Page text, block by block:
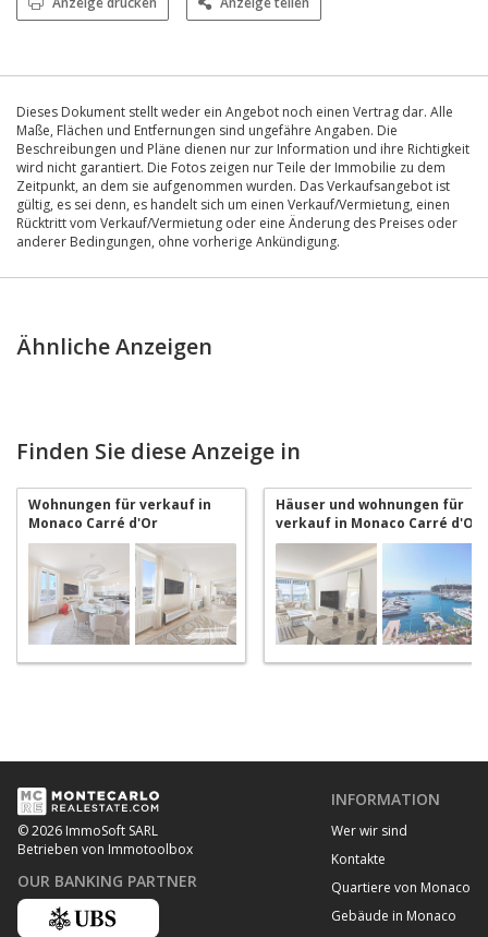
Dieses Dokument stellt weder ein Angebot noch einen Vertrag dar. Alle
Maße, Flächen und Entfernungen sind ungefähre Angaben. Die
Beschreibungen und Pläne dienen nur zur Information und ihre Richtigkeit
wird nicht garantiert. Die Fotos zeigen nur Teile der Immobilie zu dem
Zeitpunkt, an dem sie aufgenommen wurden. Das Verkaufsangebot ist
gültig, es sei denn, es handelt sich um einen Verkauf/Vermietung, einen
Rücktritt vom Verkauf/Vermietung oder eine Änderung des Preises oder
anderer Bedingungen, ohne vorherige Ankündigung.
Ähnliche Anzeigen
Finden Sie diese Anzeige in
Wohnungen für verkauf in
Monaco Carré d'Or
Häuser und wohnungen für
verkauf in Monaco Carré d'Or
© 2026 ImmoSoft SARL
Betrieben von Immotoolbox
OUR BANKING PARTNER
INFORMATION
Wer wir sind
Kontakte
Quartiere von Monaco
Gebäude in Monaco